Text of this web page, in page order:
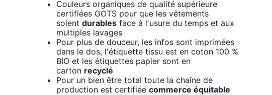
Couleurs organiques de qualité supérieure
certifiées GOTS pour que les vêtements
soient durables face à l'usure du temps et aux
multiples lavages
Pour plus de douceur, les infos sont imprimées
dans le dos, l'étiquette tissu est en coton 100 %
BIO et les étiquettes papier sont en
carton recyclé
Pour un bien être total toute la chaîne de
production est certifiée commerce équitable